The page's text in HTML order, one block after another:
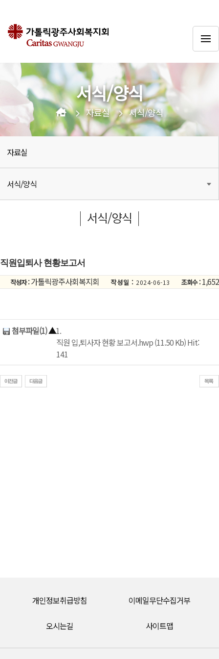
서식/양식
자료실 서식/양식
자료실
서식/양식
서식/양식
직원입퇴사 현황보고서
작성자 :가톨릭광주사회복지회 작성일 : 2024-06-13 조회수 :1,652
첨부파일(1)▲1.
직원 입,퇴사자 현황 보고서.hwp (11.50 Kb) Hit:
141
개인정보취급방침 이메일무단수집거부
오시는길 사이트맵